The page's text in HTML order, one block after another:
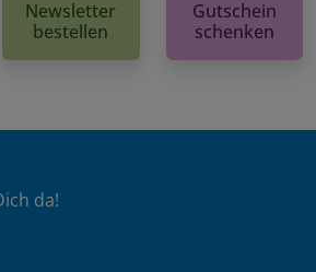
Newsletter
bestellen
Gutschein
schenken
da!